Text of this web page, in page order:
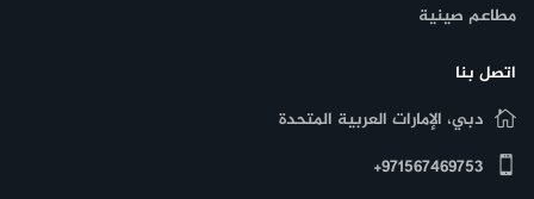
مطاعم صينية
اتصل بنا
دبي، الإمارات العربية المتحدة
971567469753+